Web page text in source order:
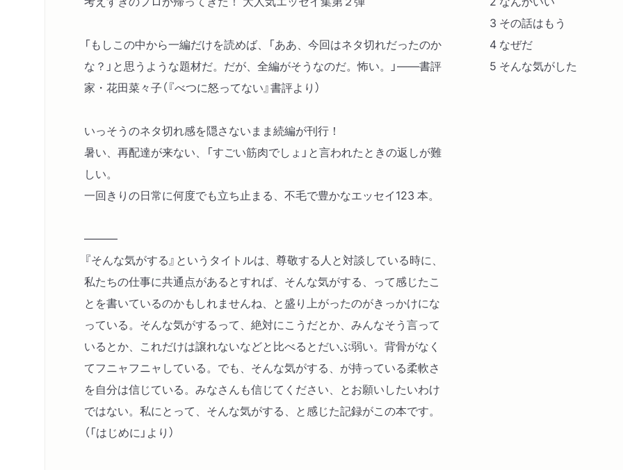
「もしこの中から一編だけを読めば、「ああ、今回はネタ切れだったのか
な？」と思うような題材だ。だが、全編がそうなのだ。怖い。」――書評
家・花田菜々子（『べつに怒ってない』書評より）
いっそうのネタ切れ感を隠さないまま続編が刊行！
暑い、再配達が来ない、「すごい筋肉でしょ」と言われたときの返しが難
しい。
一回きりの日常に何度でも立ち止まる、不毛で豊かなエッセイ123 本。
―――
『そんな気がする』というタイトルは、尊敬する人と対談している時に、
私たちの仕事に共通点があるとすれば、そんな気がする、って感じたこ
とを書いているのかもしれませんね、と盛り上がったのがきっかけにな
っている。そんな気がするって、絶対にこうだとか、みんなそう言って
いるとか、これだけは譲れないなどと比べるとだいぶ弱い。背骨がなく
てフニャフニャしている。でも、そんな気がする、が持っている柔軟さ
を自分は信じている。みなさんも信じてください、とお願いしたいわけ
ではない。私にとって、そんな気がする、と感じた記録がこの本です。
（「はじめに」より）
3 その話はもう
4 なぜだ
5 そんな気がした